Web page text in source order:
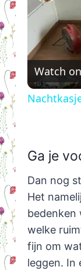
Watch on
Ga je
Dan nog
Het
bedenken
welke
fijn om
leggen. In